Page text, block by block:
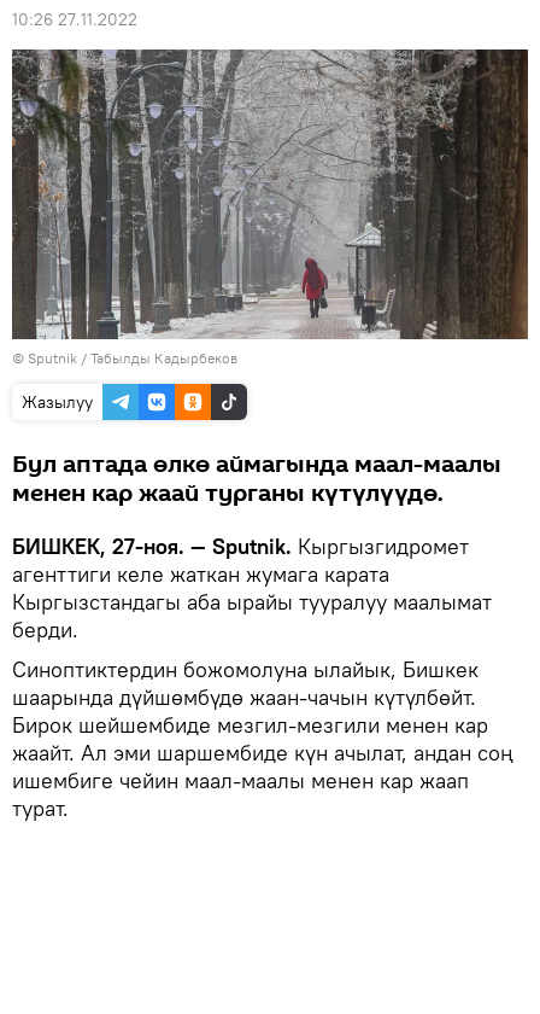
10:26 27.11.2022
© Sputnik / Табылды Кадырбеков
Жазылуу
Бул аптада өлкө аймагында маал-маалы
менен кар жаай турганы күтүлүүдө.
БИШКЕК, 27-ноя. — Sputnik. Кыргызгидромет
агенттиги келе жаткан жумага карата
Кыргызстандагы аба ырайы тууралуу маалымат
берди.
Синоптиктердин божомолуна ылайык, Бишкек
шаарында дүйшөмбүдө жаан-чачын күтүлбөйт.
Бирок шейшембиде мезгил-мезгили менен кар
жаайт. Ал эми шаршембиде күн ачылат, андан соң
ишембиге чейин маал-маалы менен кар жаап
турат.